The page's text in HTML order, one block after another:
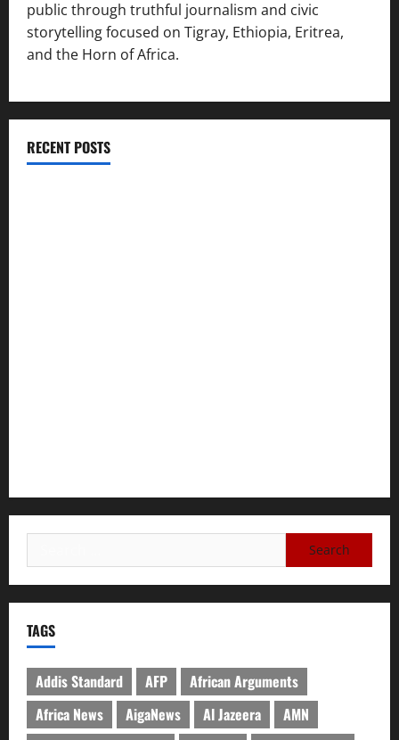
public through truthful journalism and civic
storytelling focused on Tigray, Ethiopia, Eritrea,
and the Horn of Africa.
RECENT POSTS
TAGS
Addis Standard AFP
African Arguments
Africa News
AigaNews Al Jazeera
AMN